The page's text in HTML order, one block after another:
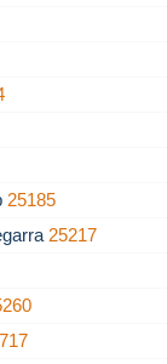
25185
25217